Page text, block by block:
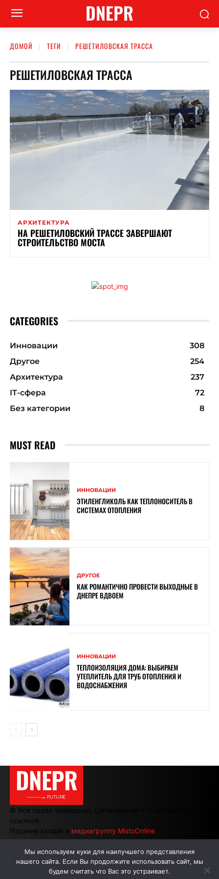
DNEPR
ДОМОЙ ТЕГИ РЕШЕТИЛОВСКАЯ ТРАССА
РЕШЕТИЛОВСКАЯ ТРАССА
АРХИТЕКТУРА
НА РЕШЕТИЛОВСКИЙ ТРАССЕ ЗАВЕРШАЮТ
СТРОИТЕЛЬСТВО МОСТА
CATEGORIES
Инновации
308
Другое
254
Архитектура
237
ІТ-сфера
72
Без категории
8
MUST READ
ИННОВАЦИИ
ЭТИЛЕНГЛИКОЛЬ КАК ТЕПЛОНОСИТЕЛЬ В
СИСТЕМАХ ОТОПЛЕНИЯ
ДРУГОЕ
КАК РОМАНТИЧНО ПРОВЕСТИ ВЫХОДНЫЕ В
ДНЕПРЕ ВДВОЕМ
ИННОВАЦИИ
ТЕПЛОИЗОЛЯЦИЯ ДОМА: ВЫБИРАЕМ
УТЕПЛИТЕЛЬ ДЛЯ ТРУБ ОТОПЛЕНИЯ И
ВОДОСНАБЖЕНИЯ
DNEPR
———→ FUTURE
© Все права защищены. Цитирование — с активной
ссылкой.
Издание входит в медиагруппу MistoOnline
АВТОРЫ РЕКЛАМА НА САЙТЕ
Мы используем куки для наилучшего представления
нашего сайта. Если Вы продолжите использовать сайт, мы
будем считать что Вас это устраивает.